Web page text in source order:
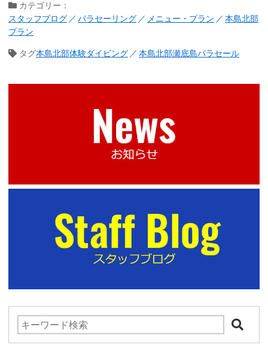
カテゴリー：
スタッフブログ
パラセーリング メニュー・プラン
本島北部
プラン
タグ本島北部体験ダイビング 本島北部瀬底島パラセール